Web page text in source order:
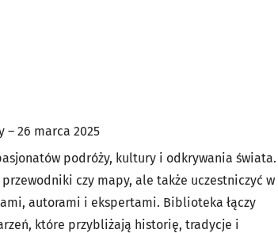
– 26 marca 2025
podróży, kultury i odkrywania świata.
czy mapy, ale także uczestniczyć w
autorami i ekspertami. Biblioteka łączy
które przybliżają historię, tradycje i